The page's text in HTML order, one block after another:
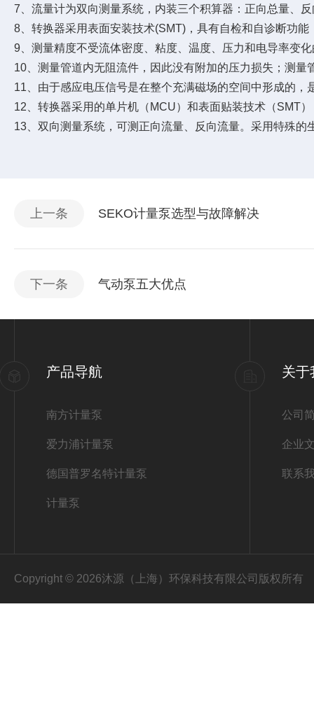
7、流量计为双向测量系统，内装三个积算器：正向总量、
8、转换器采用表面安装技术(SMT)，具有自检和自诊断功能
9、测量精度不受流体密度、粘度、温度、压力和电导率变
10、测量管道内无阻流件，因此没有附加的压力损失；测
11、由于感应电压信号是在整个充满磁场的空间中形成的
12、转换器采用的单片机（MCU）和表面贴装技术（SMT
13、双向测量系统，可测正向流量、反向流量。采用特殊
上一条 SEKO计量泵选型与故障解决
下一条 气动泵五大优点
产品导航
南方计量泵
爱力浦计量泵
德国普罗名特计量泵
计量泵
关于
公司
企业
联系
Copyright © 2026沐源（上海）环保科技有限公司版权所有